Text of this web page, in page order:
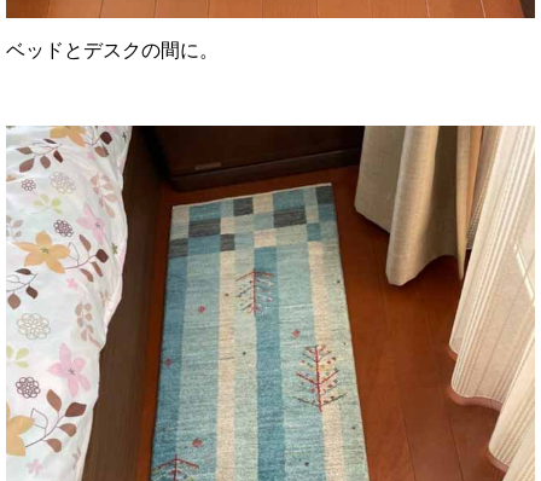
ベッドとデスクの間に。